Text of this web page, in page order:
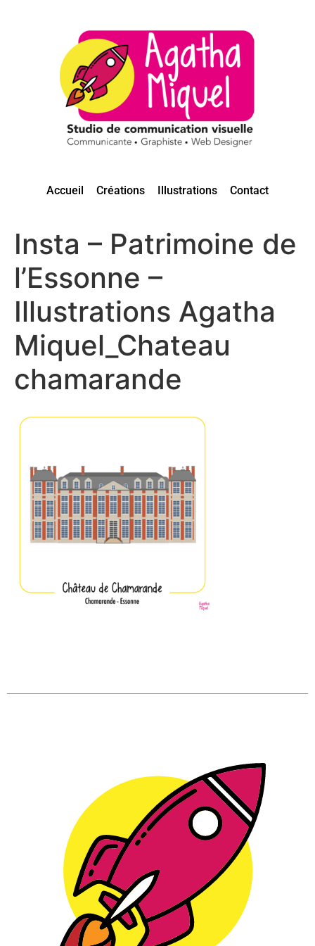
Accueil Créations Illustrations Contact
Insta – Patrimoine de
l’Essonne –
Illustrations Agatha
Miquel_Chateau
chamarande